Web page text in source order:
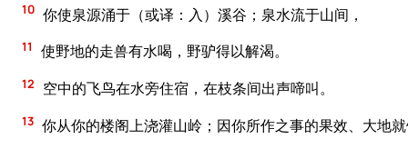
10 你使泉源涌于（或译：入）溪谷；泉水流于山间，
11 使野地的走兽有水喝，野驴得以解渴。
12 空中的飞鸟在水旁住宿，在枝条间出声啼叫。
13 你从你的楼阁上浇灌山岭；因你所作之事的果效、大地